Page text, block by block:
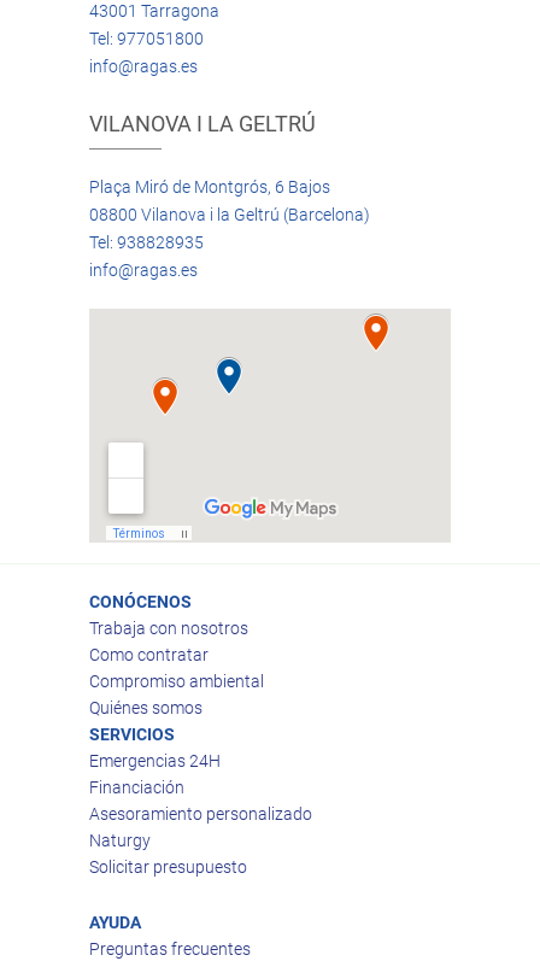
43001 Tarragona
Tel: 977051800
info@ragas.es
VILANOVA I LA GELTRÚ
Plaça Miró de Montgrós, 6 Bajos
08800 Vilanova i la Geltrú (Barcelona)
Tel: 938828935
info@ragas.es
CONÓCENOS
Trabaja con nosotros
Como contratar
Compromiso ambiental
Quiénes somos
SERVICIOS
Emergencias 24H
Financiación
Asesoramiento personalizado
Naturgy
Solicitar presupuesto
AYUDA
Preguntas frecuentes